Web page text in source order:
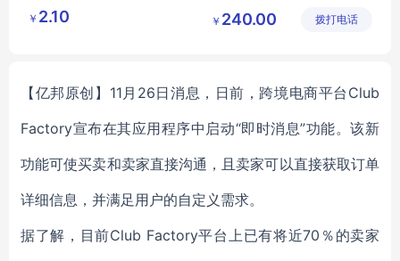
儿童舞台道具礼品
小背风厂家包邮
￥ 2.10
公司
￥ 240.00 拨打电话
【亿邦原创】11月26日消息，日前，跨境电商平台Club
Factory宣布在其应用程序中启动“即时消息”功能。该新
功能可使买卖和卖家直接沟通，且卖家可以直接获取订单
详细信息，并满足用户的自定义需求。
据了解，目前Club Factory平台上已有将近70％的卖家